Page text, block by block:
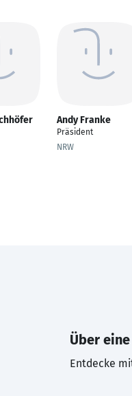
Andy Franke
Präsident
NRW
Über
Entdecke